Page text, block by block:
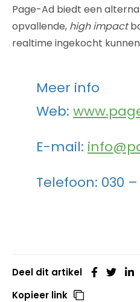
Page-Ad biedt een
opvallende, high impact
realtime ingekocht
Meer info
Web:
E-mail:
Telefoon: 030 –
Deel dit artikel
Kopieer link